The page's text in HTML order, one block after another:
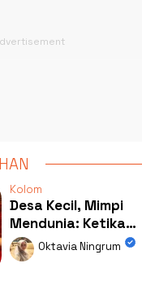
Kolom
Desa Kecil, Mimpi
Mendunia: Ketika
Kolaborasi
Mengubah Wajah
Oktavia Ningrum